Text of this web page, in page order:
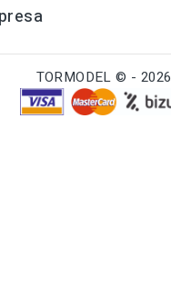
TORMODEL © - 2026